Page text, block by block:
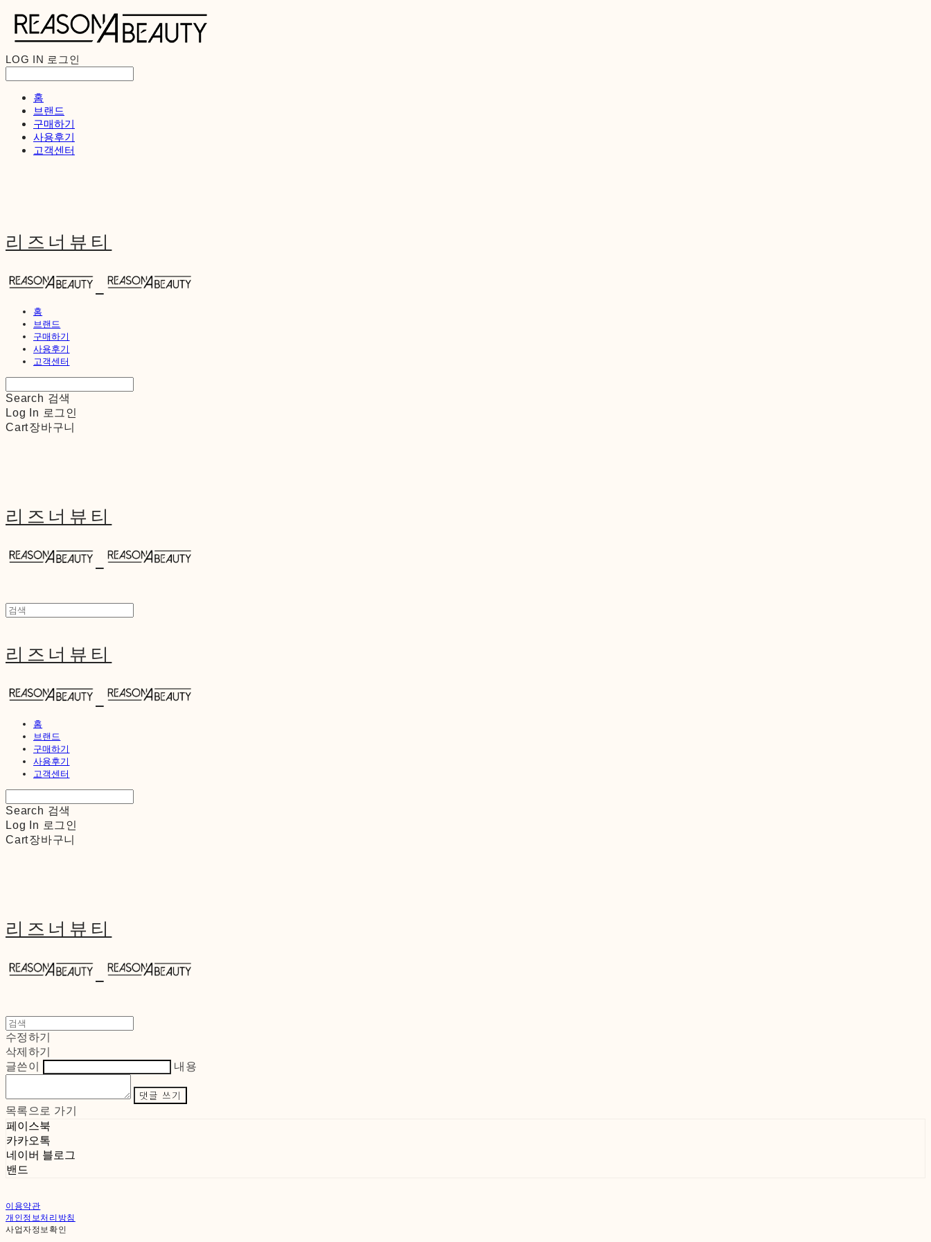
LOG IN 로그인
홈
브랜드
구매하기
사용후기
고객센터
리즈너뷰티
홈
브랜드
구매하기
사용후기
고객센터
Search 검색
Log In 로그인
Cart장바구니
리즈너뷰티
리즈너뷰티
홈
브랜드
구매하기
사용후기
고객센터
Search 검색
Log In 로그인
Cart장바구니
리즈너뷰티
수정하기
삭제하기
글쓴이
내용
댓글 쓰기
목록으로 가기
페이스북
카카오톡
네이버 블로그
밴드
이용약관
개인정보처리방침
사업자정보확인